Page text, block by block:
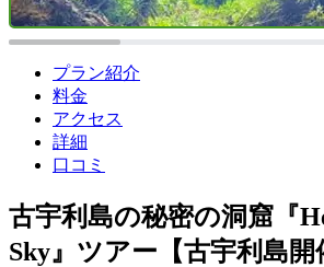
プラン紹介
料金
アクセス
詳細
口コミ
古宇利島の秘密の洞窟『
Sky』ツアー【古宇利島開